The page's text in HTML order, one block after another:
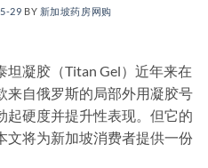
29 BY 新加坡药房网购
凝胶（Titan Gel）近年来在
来自俄罗斯的局部外用凝胶号
起硬度并提升性表现。但它的
文将为新加坡消费者提供一份